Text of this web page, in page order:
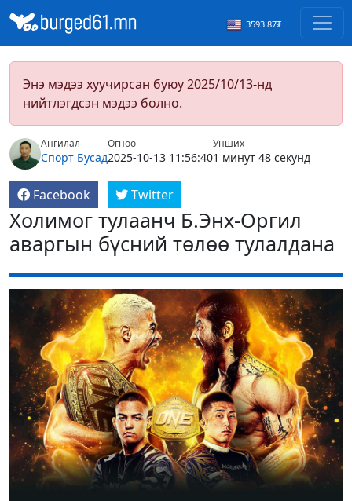
3593.87₮
Энэ мэдээ хуучирсан буюу 2025/10/13-нд
нийтлэгдсэн мэдээ болно.
Ангилал
Спорт Бусад
Огноо
2025-10-13 11:56:40
Унших
1 минут 48 секунд
Facebook Twitter
Холимог тулаанч Б.Энх-Оргил
аваргын бүсний төлөө тулалдана